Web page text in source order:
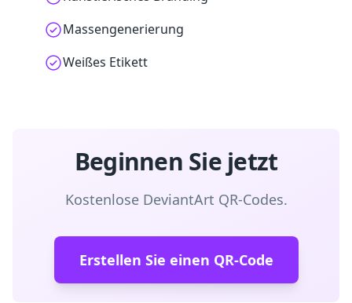
Massengenerierung
Weißes Etikett
Beginnen Sie jetzt
Kostenlose DeviantArt QR-Codes.
Erstellen Sie einen QR-Code